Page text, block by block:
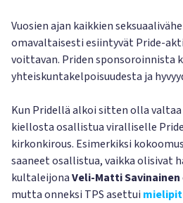
Vuosien ajan kaikkien
omavaltaisesti esiintyvät Pride-
voittavan. Priden sponsoroinnista
yhteiskuntakelpoisuudesta ja
Kun Pridellä alkoi sitten olla
kiellosta osallistua viralliselle
kirkonkirous. Esimerkiksi
saaneet osallistua, vaikka olisivat
kultaleijonaVeli-Matti Savinainen
mutta onneksi TPS asettui